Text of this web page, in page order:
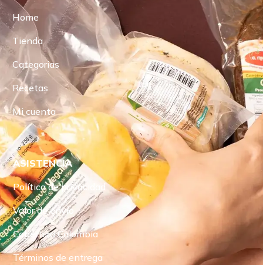
Home
Tienda
Categorias
Recetas
Mi cuenta
ASISTENCIA
Política de privacidad
Valor de envío
Cobertura Colombia
Términos de entrega